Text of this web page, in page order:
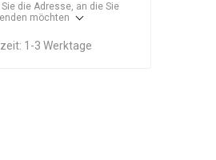
die Adresse, an die Sie
möchten
1-3 Werktage